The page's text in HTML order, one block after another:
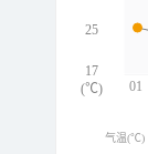
01
25
17
(℃)
气温(℃)